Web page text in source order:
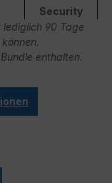
Security
lediglich 90 Tage
enthalten.